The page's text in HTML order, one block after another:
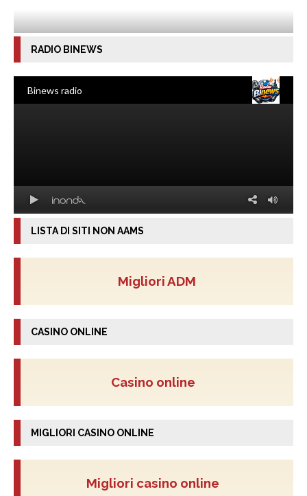
RADIO BINEWS
LISTA DI SITI NON AAMS
Migliori ADM
CASINO ONLINE
Casino online
MIGLIORI CASINO ONLINE
Migliori casino online